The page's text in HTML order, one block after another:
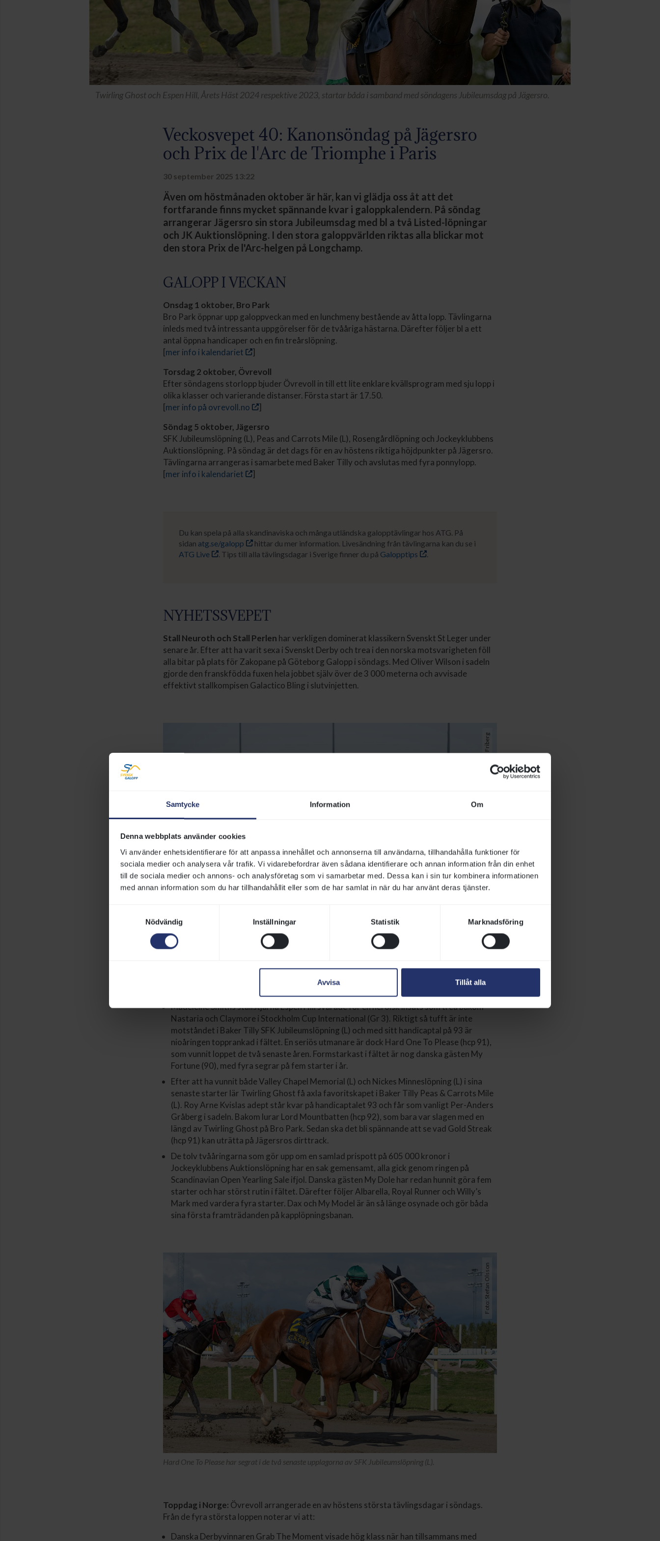
Samtycke Information Om
Denna webbplats använder cookies
Vi använder enhetsidentifierare för att anpassa innehållet och annonserna till användarna, tillhandahålla funktioner för
sociala medier och analysera vår trafik. Vi vidarebefordrar även sådana identifierare och annan information från din enhet
till de sociala medier och annons- och analysföretag som vi samarbetar med. Dessa kan i sin tur kombinera informationen
med annan information som du har tillhandahållit eller som de har samlat in när du har använt deras tjänster.
Nödvändig
Inställningar Statistik Marknadsföring
Avvisa Tillåt alla
Twirling Ghost och Espen Hill, Årets Häst 2024 respektive 2023, startar båda i samband med söndagens Jubileumsdag på Jägersro.
Veckosvepet 40: Kanonsöndag på Jägersro
och Prix de l'Arc de Triomphe i Paris
30 september 2025 13:22
Även om höstmånaden oktober är här, kan vi glädja oss åt att det
fortfarande finns mycket spännande kvar i galoppkalendern. På söndag
arrangerar Jägersro sin stora Jubileumsdag med bl a två Listed-löpningar
och JK Auktionslöpning. I den stora galoppvärlden riktas alla blickar mot
den stora Prix de l'Arc-helgen på Longchamp.
GALOPP I VECKAN
Onsdag 1 oktober, Bro Park
Bro Park öppnar upp galoppveckan med en lunchmeny bestående av åtta lopp. Tävlingarna
inleds med två intressanta uppgörelser för de tvååriga hästarna. Därefter följer bl a ett
antal öppna handicaper och en fin treårslöpning.
[mer info i kalendariet
]
Torsdag 2 oktober, Övrevoll
Efter söndagens storlopp bjuder Övrevoll in till ett lite enklare kvällsprogram med sju lopp i
olika klasser och varierande distanser. Första start är 17.50.
[mer info på ovrevoll.no
]
Söndag 5 oktober, Jägersro
SFK Jubileumslöpning (L), Peas and Carrots Mile (L), Rosengårdlöpning och Jockeyklubbens
Auktionslöpning. På söndag är det dags för en av höstens riktiga höjdpunkter på Jägersro.
Tävlingarna arrangeras i samarbete med Baker Tilly och avslutas med fyra ponnylopp.
[mer info i kalendariet ]
Du kan spela på alla skandinaviska och många utländska galopptävlingar hos ATG. På
sidan atg.se/galopp
hittar du mer information. Livesändning från tävlingarna kan du se i
ATG Live
. Tips till alla tävlingsdagar i Sverige finner du på Galopptips .
NYHETSSVEPET
Stall Neuroth och Stall Perlen har verkligen dominerat klassikern Svenskt St Leger under
senare år. Efter att ha varit sexa i Svenskt Derby och trea i den norska motsvarigheten föll
alla bitar på plats för Zakopane på Göteborg Galopp i söndags. Med Oliver Wilson i sadeln
gjorde den franskfödda fuxen hela jobbet själv över de 3 000 meterna och avvisade
effektivt stallkompisen Galactico Bling i slutvinjetten.
Foto: Johanna Friberg
Zakopane besegrade stallkamraten Galactico Bling i Svenskt St Leger på Göteborg Galopps finaldag.
två prestigefyllda Listed-löpningar på programmet.
Madeleine Smiths stallstjärna Espen Hill svarade för en heroisk insats som trea bakom
Nastaria och Claymore i Stockholm Cup International (Gr 3). Riktigt så tufft är inte
motståndet i Baker Tilly SFK Jubileumslöpning (L) och med sitt handicaptal på 93 är
nioåringen topprankad i fältet. En seriös utmanare är dock Hard One To Please (hcp 91),
som vunnit loppet de två senaste åren. Formstarkast i fältet är nog danska gästen My
Fortune (90), med fyra segrar på fem starter i år.
Efter att ha vunnit både Valley Chapel Memorial (L) och Nickes Minneslöpning (L) i sina
senaste starter lär Twirling Ghost få axla favoritskapet i Baker Tilly Peas & Carrots Mile
(L). Roy Arne Kvislas adept står kvar på handicaptalet 93 och får som vanligt Per-Anders
Gråberg i sadeln. Bakom lurar Lord Mountbatten (hcp 92), som bara var slagen med en
längd av Twirling Ghost på Bro Park. Sedan ska det bli spännande att se vad Gold Streak
(hcp 91) kan uträtta på Jägersros dirttrack.
De tolv tvååringarna som gör upp om en samlad prispott på 605 000 kronor i
Jockeyklubbens Auktionslöpning har en sak gemensamt, alla gick genom ringen på
Scandinavian Open Yearling Sale ifjol. Danska gästen My Dole har redan hunnit göra fem
starter och har störst rutin i fältet. Därefter följer Albarella, Royal Runner och Willy’s
Mark med vardera fyra starter. Dax och My Model är än så länge osynade och gör båda
sina första framträdanden på kapplöpningsbanan.
Foto: Stefan Olsson
Hard One To Please har segrat i de två senaste upplagorna av SFK Jubileumslöpning (L).
Toppdag i Norge: Övrevoll arrangerade en av höstens största tävlingsdagar i söndags.
Från de fyra största loppen noterar vi att:
Danska Derbyvinnaren Grab The Moment visade hög klass när han tillsammans med